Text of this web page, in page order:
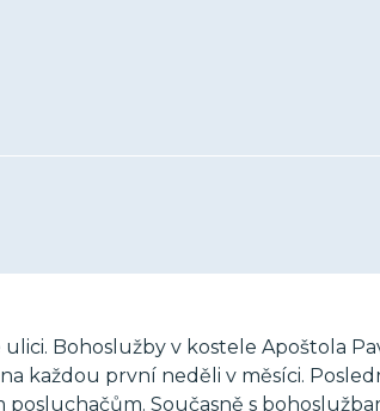
Bohoslužby v kostele Apoštola
každou první neděli v měsíci.
Současně s